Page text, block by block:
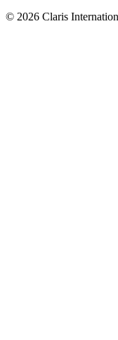
© 2026 Claris